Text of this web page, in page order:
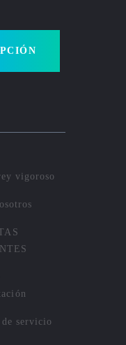
vigoroso
servicio